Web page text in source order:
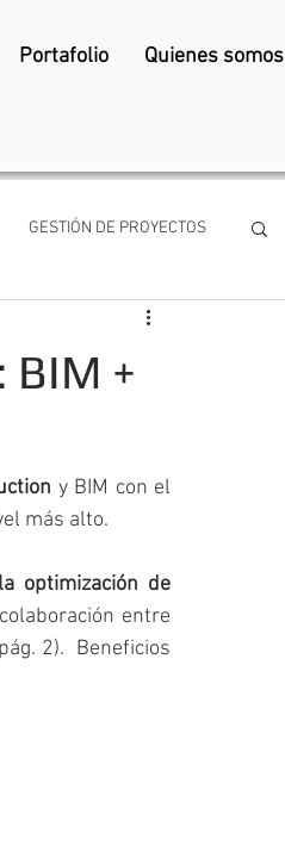
Portafolio Quienes somos
GESTIÓN DE PROYECTOS
+
y BIM con el
más alto.
optimización de
entre
2).  Beneficios